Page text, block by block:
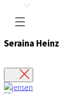
Seraina Heinz